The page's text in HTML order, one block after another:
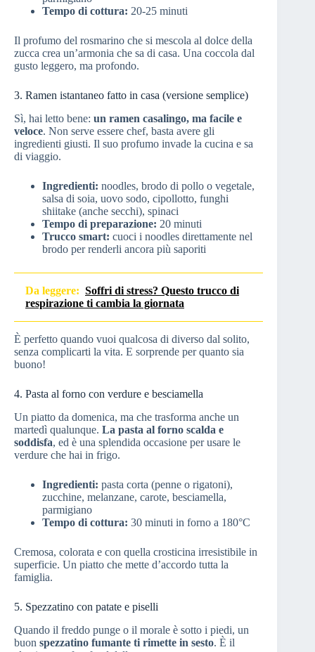
Tempo di cottura: 20-25 minuti
Il profumo del rosmarino che si mescola al dolce della
zucca crea un’armonia che sa di casa. Una coccola dal
gusto leggero, ma profondo.
3. Ramen istantaneo fatto in casa (versione semplice)
Sì, hai letto bene: un ramen casalingo, ma facile e
veloce. Non serve essere chef, basta avere gli
ingredienti giusti. Il suo profumo invade la cucina e sa
di viaggio.
Ingredienti: noodles, brodo di pollo o vegetale,
salsa di soia, uovo sodo, cipollotto, funghi
shiitake (anche secchi), spinaci
Tempo di preparazione: 20 minuti
Trucco smart: cuoci i noodles direttamente nel
brodo per renderli ancora più saporiti
Da leggere: Soffri di stress? Questo trucco di
respirazione ti cambia la giornata
È perfetto quando vuoi qualcosa di diverso dal solito,
senza complicarti la vita. E sorprende per quanto sia
buono!
4. Pasta al forno con verdure e besciamella
Un piatto da domenica, ma che trasforma anche un
martedì qualunque. La pasta al forno scalda e
soddisfa, ed è una splendida occasione per usare le
verdure che hai in frigo.
Ingredienti: pasta corta (penne o rigatoni),
zucchine, melanzane, carote, besciamella,
parmigiano
Tempo di cottura: 30 minuti in forno a 180°C
Cremosa, colorata e con quella crosticina irresistibile in
superficie. Un piatto che mette d’accordo tutta la
famiglia.
5. Spezzatino con patate e piselli
Quando il freddo punge o il morale è sotto i piedi, un
buon spezzatino fumante ti rimette in sesto. È il